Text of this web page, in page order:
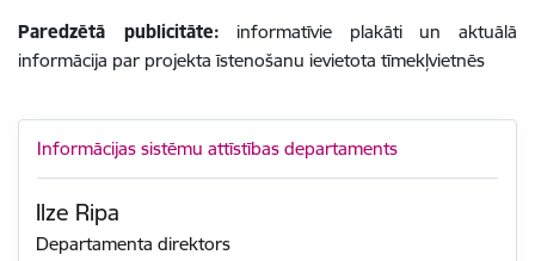
Paredzētā publicitāte: informatīvie plakāti un aktuālā
informācija par projekta īstenošanu ievietota tīmekļvietnēs
Informācijas sistēmu attīstības departaments
Ilze Ripa
Departamenta direktors